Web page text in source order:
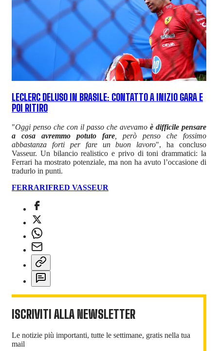
LECLERC DELUSO IN BRASILE: CONTATTO A INIZIO GARA E
POI RITIRO
"Oggi penso che con il passo che avevamo è difficile pensare
a cosa avremmo potuto fare , però penso che fossimo
abbastanza forti per fare un buon lavoro", ha concluso
Vasseur. Un bilancio realistico e privo di toni drammatici: la
Ferrari ha mostrato potenziale, ma non ha avuto l’occasione di
tradurlo in punti.
FERRARIFRED VASSEUR
ISCRIVITI ALLA NEWSLETTER
Le notizie più importanti, tutte le settimane, gratis nella tua
mail